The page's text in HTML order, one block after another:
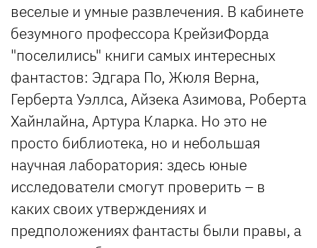
веселые и умные развлечения. В кабинете
безумного профессора КрейзиФорда
"поселились" книги самых интересных
фантастов: Эдгара По, Жюля Верна,
Герберта Уэллса, Айзека Азимова, Роберта
Хайнлайна, Артура Кларка. Но это не
просто библиотека, но и небольшая
научная лаборатория: здесь юные
исследователи смогут проверить – в
каких своих утверждениях и
предположениях фантасты были правы, а